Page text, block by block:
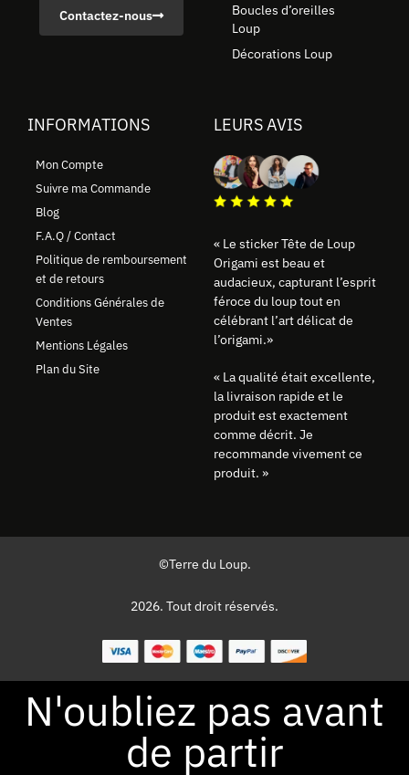
Contactez-nous
Boucles d’oreilles
Loup
Décorations Loup
INFORMATIONS
Mon Compte
Suivre ma Commande
Blog
F.A.Q / Contact
Politique de remboursement
et de retours
Conditions Générales de
Ventes
Mentions Légales
Plan du Site
LEURS AVIS
« Le sticker Tête de Loup
Origami est beau et
audacieux, capturant l’esprit
féroce du loup tout en
célébrant l’art délicat de
l’origami.»
« La qualité était excellente,
la livraison rapide et le
produit est exactement
comme décrit. Je
recommande vivement ce
produit. »
©Terre du Loup.
2026. Tout droit réservés.
N'oubliez pas avant
de partir